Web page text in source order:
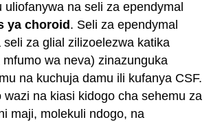
uliofanywa na seli za ependymal
ya choroid . Seli za ependymal
seli za glial zilizoelezwa katika
wa neva) zinazunguka
na kuchuja damu ili kufanya CSF.
wazi na kiasi kidogo cha sehemu za
maji, molekuli ndogo, na